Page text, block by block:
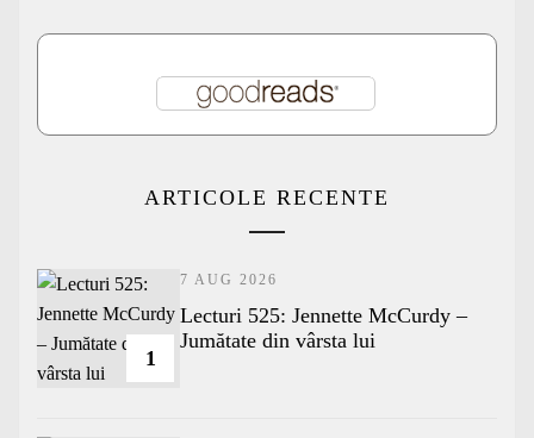
ARTICOLE RECENTE
1
7 AUG 2026
Lecturi 525: Jennette McCurdy –
Jumătate din vârsta lui